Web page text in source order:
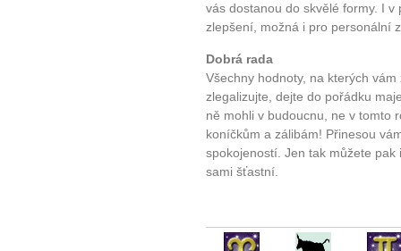
vás dostanou do skvělé formy. I
zlepšení, možná i pro personální
Dobrá rada
Všechny hodnoty, na kterých
zlegalizujte, dejte do pořádku
ně mohli v budoucnu, ne v tomto
koníčkům a zálibám! Přinesou
spokojeností. Jen tak můžete
sami šťastní.